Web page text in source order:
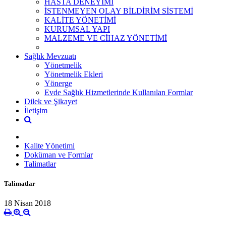
İSTENMEYEN OLAY BİLDİRİM SİSTEMİ
KALİTE YÖNETİMİ
KURUMSAL YAPI
MALZEME VE CİHAZ YÖNETİMİ
Sağlık Mevzuatı
Yönetmelik
Yönetmelik Ekleri
Yönerge
Evde Sağlık Hizmetlerinde Kullanılan Formlar
Dilek ve Şikayet
İletişim
Kalite Yönetimi
Doküman ve Formlar
Talimatlar
Talimatlar
18 Nisan 2018